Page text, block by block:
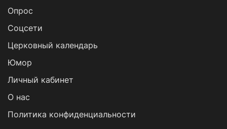
Опрос
Cоцсети
Церковный календарь
Юмор
Личный кабинет
О нас
Политика конфиденциальности